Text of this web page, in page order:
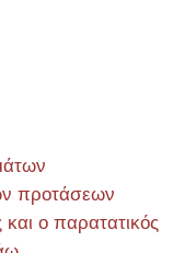
προτάσεων
ο παρατατικός